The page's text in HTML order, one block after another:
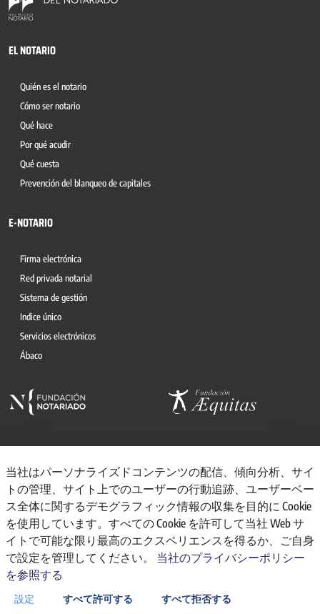
EL NOTARIO
Quién es el notario
Cómo ser notario
Qué hace
Por qué acudir
Qué cuesta
Prevención del blanqueo de capitales
E-NOTARIO
Firma electrónica
Red privada notarial
Sistema de gestión
Indice único
Servicios electrónicos
Ábaco
© 2026, CONSEJO GENERAL DEL NOTARIO
CANAL INTERNO DE INFORMACIÓN
REGISTRO DE ACTIVIDADES DE TRATAMIENTO
AVISO LEGAL
POLÍTICA DE PRIVACIDAD
ACCESIBILIDAD
当社はパーソナライズドコンテンツの配信、傾向分析、サイ
トの管理、サイト上でのユーザーの行動追跡、ユーザーベー
ス全体に関するデモグラフィック情報の収集を目的に Cookie
を使用しています。すべての Cookie を許可して当社 Web サ
イトで可能な限り最高のエクスペリエンスを得るか、ご自身
で設定を管理してください。 当社のプライバシーポリシー
を参照する
設定 すべて許可する すべて拒否する